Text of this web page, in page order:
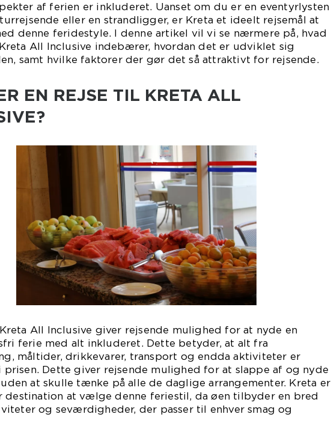
af ferien er inkluderet. Uanset om du er en eventyrlysten
eller en strandligger, er Kreta et ideelt rejsemål at
denne feridestyle. I denne artikel vil vi se nærmere på, hvad
All Inclusive indebærer, hvordan det er udviklet sig
samt hvilke faktorer der gør det så attraktivt for rejsende.
EN REJSE TIL KRETA ALL
All Inclusive giver rejsende mulighed for at nyde en
ferie med alt inkluderet. Dette betyder, at alt fra
måltider, drikkevarer, transport og endda aktiviteter er
Dette giver rejsende mulighed for at slappe af og nyde
at skulle tænke på alle de daglige arrangementer. Kreta er
at vælge denne feriestil, da øen tilbyder en bred
og seværdigheder, der passer til enhver smag og